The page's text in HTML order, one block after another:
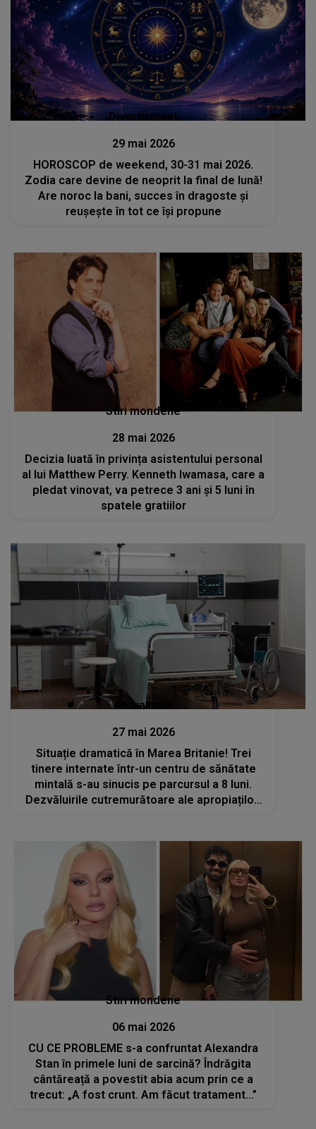
Divertisment
29 mai 2026
HOROSCOP de weekend, 30-31 mai 2026.
Zodia care devine de neoprit la final de lună!
Are noroc la bani, succes în dragoste și
reușește în tot ce își propune
Stiri mondene
28 mai 2026
Decizia luată în privința asistentului personal
al lui Matthew Perry. Kenneth Iwamasa, care a
pledat vinovat, va petrece 3 ani și 5 luni în
spatele gratiilor
Actualitate
27 mai 2026
Situație dramatică în Marea Britanie! Trei
tinere internate într-un centru de sănătate
mintală s-au sinucis pe parcursul a 8 luni.
Dezvăluirile cutremurătoare ale apropiaților:
Stiri mondene
06 mai 2026
CU CE PROBLEME s-a confruntat Alexandra
Stan în primele luni de sarcină? Îndrăgita
cântăreață a povestit abia acum prin ce a
trecut: „A fost crunt. Am făcut tratament...”